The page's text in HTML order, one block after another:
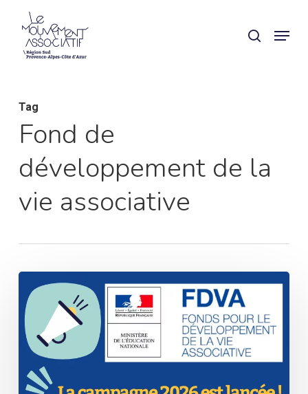
main
search
Menu
Tag
Fond de
développement de la
vie associative
associative
Campagne
2026
Panneau de gestion des cookies